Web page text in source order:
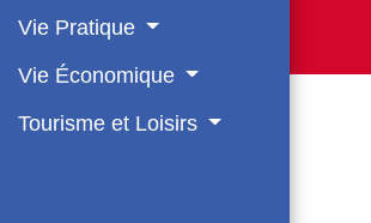
Vie Pratique
Vie Économique
Tourisme et Loisirs